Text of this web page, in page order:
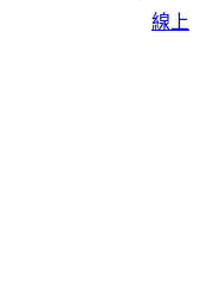
線上